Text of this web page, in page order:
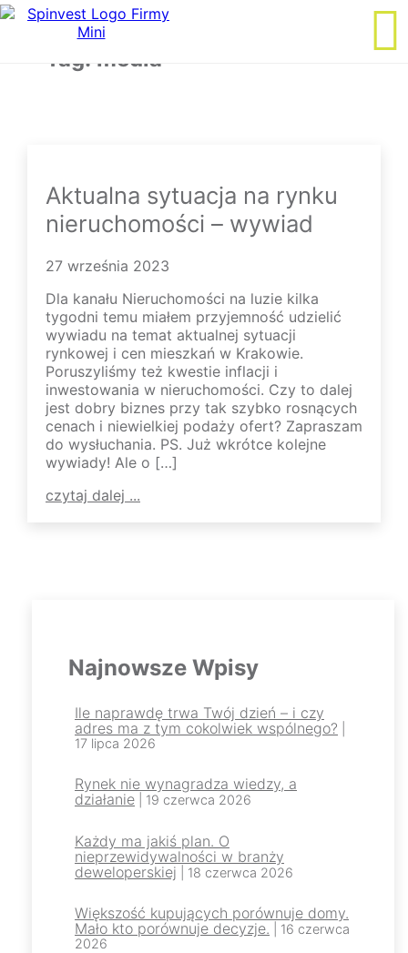
Tag: media
Aktualna sytuacja na rynku
nieruchomości – wywiad
27 września 2023
Dla kanału Nieruchomości na luzie kilka
tygodni temu miałem przyjemność udzielić
wywiadu na temat aktualnej sytuacji
rynkowej i cen mieszkań w Krakowie.
Poruszyliśmy też kwestie inflacji i
inwestowania w nieruchomości. Czy to dalej
jest dobry biznes przy tak szybko rosnących
cenach i niewielkiej podaży ofert? Zapraszam
do wysłuchania. PS. Już wkrótce kolejne
wywiady! Ale o […]
czytaj dalej ...
Najnowsze Wpisy
Ile naprawdę trwa Twój dzień – i czy
adres ma z tym cokolwiek wspólnego?
17 lipca 2026
Rynek nie wynagradza wiedzy, a
działanie | 19 czerwca 2026
Każdy ma jakiś plan. O
nieprzewidywalności w branży
deweloperskiej | 18 czerwca 2026
Większość kupujących porównuje domy.
Mało kto porównuje decyzje. | 16 czerwca
2026